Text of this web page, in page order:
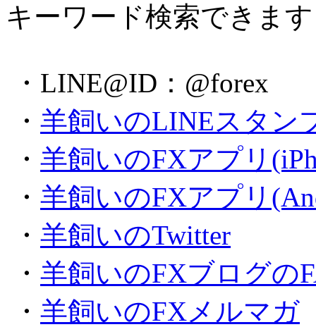
キーワード検索できます
・LINE@ID：@forex
・ 羊飼いのLINEスタン
・ 羊飼いのFXアプリ
・ 羊飼いのFXアプリ
・ 羊飼いのTwitter
・ 羊飼いのFXブログの
・ 羊飼いのFXメルマガ